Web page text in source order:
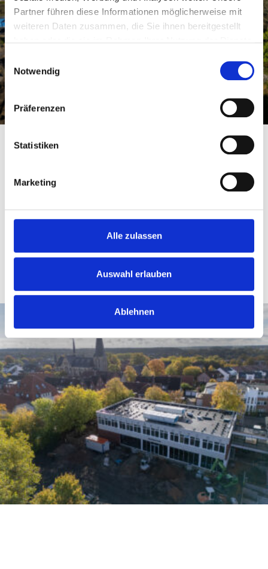
Partner führen diese Informationen möglicherweise mit
weiteren Daten zusammen, die Sie ihnen bereitgestellt
Einwilligungsauswahl
Notwendig
Präferenzen
Statistiken
Marketing
Alle zulassen
Auswahl erlauben
Ablehnen